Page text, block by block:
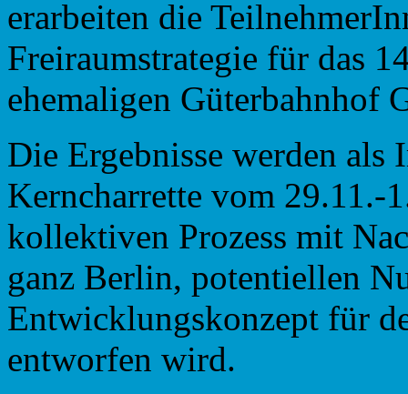
erarbeiten die
Freiraumstrategie für das
ehemaligen Güterbahnhof
Die Ergebnisse werden
Kerncharrette vom 29.11.-
kollektiven Prozess mit
ganz Berlin, potentiellen
Entwicklungskonzept für
entworfen wird.